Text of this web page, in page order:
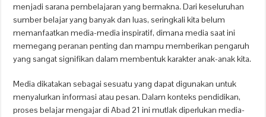
menjadi sarana pembelajaran yang bermakna. Dari keseluruhan
sumber belajar yang banyak dan luas, seringkali kita belum
memanfaatkan media-media inspiratif, dimana media saat ini
memegang peranan penting dan mampu memberikan pengaruh
yang sangat signifikan dalam membentuk karakter anak-anak kita.
Media dikatakan sebagai sesuatu yang dapat digunakan untuk
menyalurkan informasi atau pesan. Dalam konteks pendidikan,
proses belajar mengajar di Abad 21 ini mutlak diperlukan media-